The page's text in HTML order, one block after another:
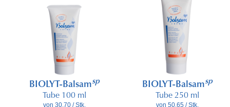
BIOLYT-Balsamsp
Tube 100 ml
von 30.70 / Stk.
BIOLYT-Balsamsp
Tube 250 ml
von 50.65 / Stk.